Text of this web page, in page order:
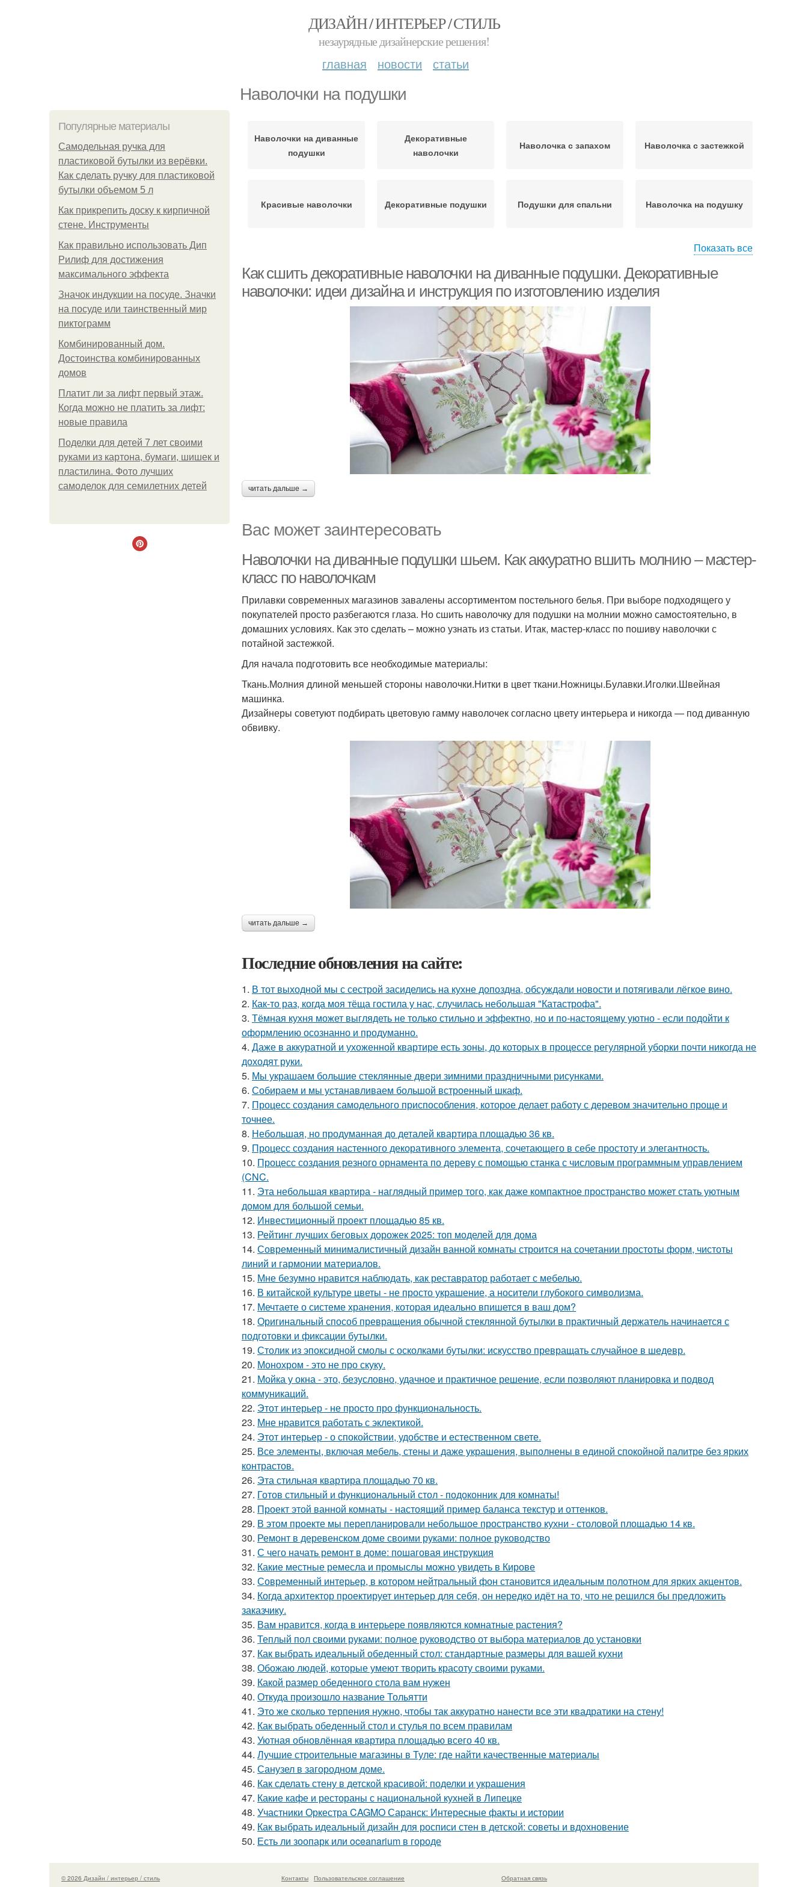
ДИЗАЙН / ИНТЕРЬЕР / СТИЛЬ
незаурядные дизайнерские решения!
главная новости статьи
Наволочки на подушки
Популярные материалы
Самодельная ручка для
пластиковой бутылки из верёвки.
Как сделать ручку для пластиковой
бутылки объемом 5 л
Как прикрепить доску к кирпичной
стене. Инструменты
Как правильно использовать Дип
Рилиф для достижения
максимального эффекта
Значок индукции на посуде. Значки
на посуде или таинственный мир
пиктограмм
Комбинированный дом.
Достоинства комбинированных
домов
Платит ли за лифт первый этаж.
Когда можно не платить за лифт:
новые правила
Поделки для детей 7 лет своими
руками из картона, бумаги, шишек и
пластилина. Фото лучших
самоделок для семилетних детей
Наволочки на диванные
подушки
Декоративные
наволочки
Наволочка с запахом Наволочка с застежкой
Красивые наволочки Декоративные подушки Подушки для спальни Наволочка на подушку
Показать все
Как сшить декоративные наволочки на диванные подушки. Декоративные
наволочки: идеи дизайна и инструкция по изготовлению изделия
читать дальше →
Вас может заинтересовать
Наволочки на диванные подушки шьем. Как аккуратно вшить молнию – мастер-
класс по наволочкам
Прилавки современных магазинов завалены ассортиментом постельного белья. При выборе подходящего у
покупателей просто разбегаются глаза. Но сшить наволочку для подушки на молнии можно самостоятельно, в
домашних условиях. Как это сделать – можно узнать из статьи. Итак, мастер-класс по пошиву наволочки с
потайной застежкой.
Для начала подготовить все необходимые материалы:
Ткань.Молния длиной меньшей стороны наволочки.Нитки в цвет ткани.Ножницы.Булавки.Иголки.Швейная
машинка.
Дизайнеры советуют подбирать цветовую гамму наволочек согласно цвету интерьера и никогда — под диванную
обвивку.
читать дальше →
Последние обновления на сайте:
1. В тот выходной мы с сестрой засиделись на кухне допоздна, обсуждали новости и потягивали лёгкое вино.
2. Как-то раз, когда моя тёща гостила у нас, случилась небольшая "Катастрофа".
3. Тёмная кухня может выглядеть не только стильно и эффектно, но и по-настоящему уютно - если подойти к
оформлению осознанно и продуманно.
4. Даже в аккуратной и ухоженной квартире есть зоны, до которых в процессе регулярной уборки почти никогда не
доходят руки.
5. Мы украшаем большие стеклянные двери зимними праздничными рисунками.
6. Собираем и мы устанавливаем большой встроенный шкаф.
7. Процесс создания самодельного приспособления, которое делает работу с деревом значительно проще и
точнее.
8. Небольшая, но продуманная до деталей квартира площадью 36 кв.
9. Процесс создания настенного декоративного элемента, сочетающего в себе простоту и элегантность.
10. Процесс создания резного орнамента по дереву с помощью станка с числовым программным управлением
(CNC.
11. Эта небольшая квартира - наглядный пример того, как даже компактное пространство может стать уютным
домом для большой семьи.
12. Инвестиционный проект площадью 85 кв.
13. Рейтинг лучших беговых дорожек 2025: топ моделей для дома
14. Современный минималистичный дизайн ванной комнаты строится на сочетании простоты форм, чистоты
линий и гармонии материалов.
15. Мне безумно нравится наблюдать, как реставратор работает с мебелью.
16. В китайской культуре цветы - не просто украшение, а носители глубокого символизма.
17. Мечтаете о системе хранения, которая идеально впишется в ваш дом?
18. Оригинальный способ превращения обычной стеклянной бутылки в практичный держатель начинается с
подготовки и фиксации бутылки.
19. Столик из эпоксидной смолы с осколками бутылки: искусство превращать случайное в шедевр.
20. Монохром - это не про скуку.
21. Мойка у окна - это, безусловно, удачное и практичное решение, если позволяют планировка и подвод
коммуникаций.
22. Этот интерьер - не просто про функциональность.
23. Мне нравится работать с эклектикой.
24. Этот интерьер - о спокойствии, удобстве и естественном свете.
25. Все элементы, включая мебель, стены и даже украшения, выполнены в единой спокойной палитре без ярких
контрастов.
26. Эта стильная квартира площадью 70 кв.
27. Готов стильный и функциональный стол - подоконник для комнаты!
28. Проект этой ванной комнаты - настоящий пример баланса текстур и оттенков.
29. В этом проекте мы перепланировали небольшое пространство кухни - столовой площадью 14 кв.
30. Ремонт в деревенском доме своими руками: полное руководство
31. С чего начать ремонт в доме: пошаговая инструкция
32. Какие местные ремесла и промыслы можно увидеть в Кирове
33. Современный интерьер, в котором нейтральный фон становится идеальным полотном для ярких акцентов.
34. Когда архитектор проектирует интерьер для себя, он нередко идёт на то, что не решился бы предложить
заказчику.
35. Вам нравится, когда в интерьере появляются комнатные растения?
36. Теплый пол своими руками: полное руководство от выбора материалов до установки
37. Как выбрать идеальный обеденный стол: стандартные размеры для вашей кухни
38. Обожаю людей, которые умеют творить красоту своими руками.
39. Какой размер обеденного стола вам нужен
40. Откуда произошло название Тольятти
41. Это же сколько терпения нужно, чтобы так аккуратно нанести все эти квадратики на стену!
42. Как выбрать обеденный стол и стулья по всем правилам
43. Уютная обновлённая квартира площадью всего 40 кв.
44. Лучшие строительные магазины в Туле: где найти качественные материалы
45. Санузел в загородном доме.
46. Как сделать стену в детской красивой: поделки и украшения
47. Какие кафе и рестораны с национальной кухней в Липецке
48. Участники Оркестра CAGMO Саранск: Интересные факты и истории
49. Как выбрать идеальный дизайн для росписи стен в детской: советы и вдохновение
50. Есть ли зоопарк или oceanarium в городе
© 2026 Дизайн / интерьер / стиль Контакты Пользовательское соглашение Обратная связь